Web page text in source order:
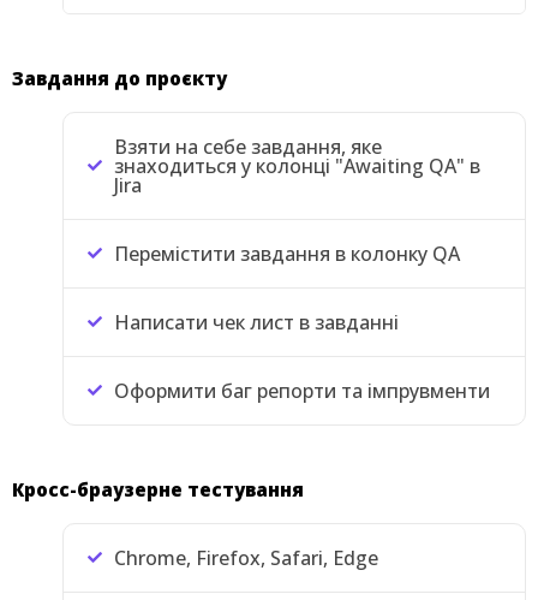
Завдання до проєкту
Взяти на себе завдання, яке
знаходиться у колонці "Awaiting QA" в
Jira
Перемістити завдання в колонку QA
Написати чек лист в завданні
Оформити баг репорти та імпрувменти
Кросс-браузерне тестування
Chrome, Firefox, Safari, Edge